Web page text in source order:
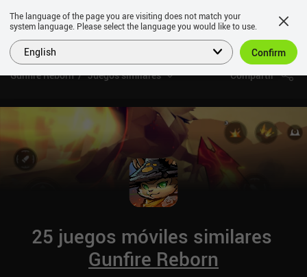
Gunfire Reborn Juegos similares Compartir
25 juegos móviles similares
Gunfire Reborn
The language of the page you are visiting does not match your
system language. Please select the language you would like to use.
English Confirm